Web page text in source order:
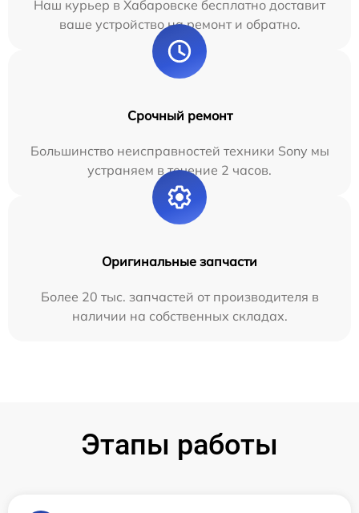
Наш курьер в Хабаровске бесплатно доставит
ваше устройство на ремонт и обратно.
Срочный ремонт
Большинство неисправностей техники Sony мы
устраняем в течение 2 часов.
Оригинальные запчасти
Более 20 тыс. запчастей от производителя в
наличии на собственных складах.
Этапы работы